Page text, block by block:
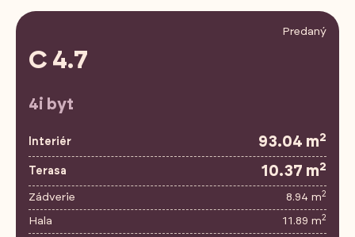
Predaný
C 4.7
4i byt
Interiér 93.04 m2
Terasa 10.37 m2
Zádverie 8.94 m2
Hala 11.89 m2